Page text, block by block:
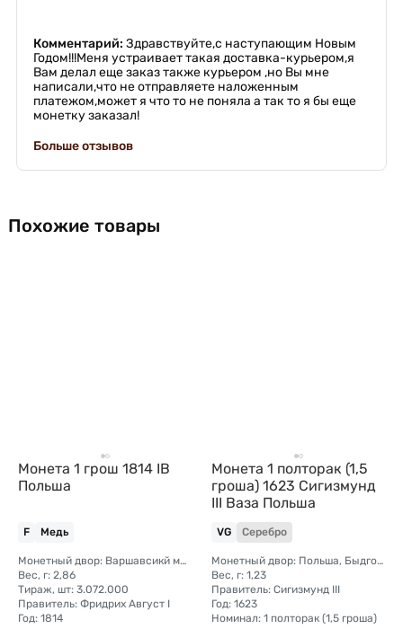
Комментарий: Здравствуйте,с наступающим Новым
Годом!!!Меня устраивает такая доставка-курьером,я
Вам делал еще заказ также курьером ,но Вы мне
написали,что не отправляете наложенным
платежом,может я что то не поняла а так то я бы еще
монетку заказал!
Больше отзывов
Похожие товары
Монета 1 грош 1814 IB
Польша
F Медь
Монетный двор: Варшавсикй монетный двор (Польша)
Вес, г: 2,86
Тираж, шт: 3.072.000
Правитель: Фридрих Август I
Год: 1814
Монета 1 полторак (1,5
гроша) 1623 Сигизмунд
III Ваза Польша
VG Серебро
Монетный двор: Польша, Быдгощ
Вес, г: 1,23
Правитель: Сигизмунд III
Год: 1623
Номинал: 1 полторак (1,5 гроша)